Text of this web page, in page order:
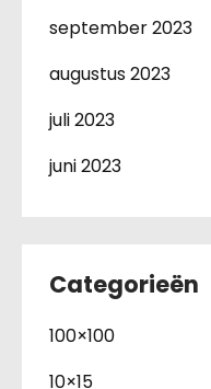
september 2023
augustus 2023
juli 2023
juni 2023
Categorieën
100×100
10×15